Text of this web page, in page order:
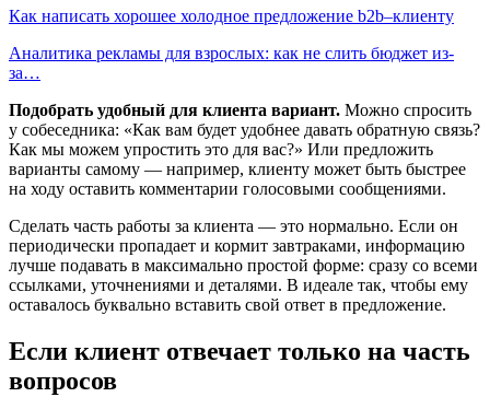
Как написать хорошее холодное предложение b2b–клиенту
Аналитика рекламы для взрослых: как не слить бюджет из-
за…
Подобрать удобный для клиента вариант. Можно спросить
у собеседника: «Как вам будет удобнее давать обратную связь?
Как мы можем упростить это для вас?» Или предложить
варианты самому — например, клиенту может быть быстрее
на ходу оставить комментарии голосовыми сообщениями.
Сделать часть работы за клиента — это нормально. Если он
периодически пропадает и кормит завтраками, информацию
лучше подавать в максимально простой форме: сразу со всеми
ссылками, уточнениями и деталями. В идеале так, чтобы ему
оставалось буквально вставить свой ответ в предложение.
Если клиент отвечает только на часть
вопросов